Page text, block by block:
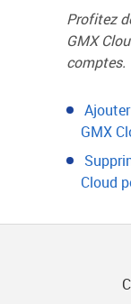
Profitez
GMX
comptes.
GMX
Cloud